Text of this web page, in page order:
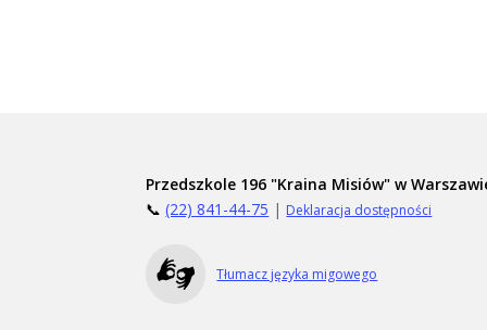
Przedszkole 196 "Kraina Misiów" w
📞(22) 841-44-75 | Deklaracja dostępności
Tłumacz języka migowego